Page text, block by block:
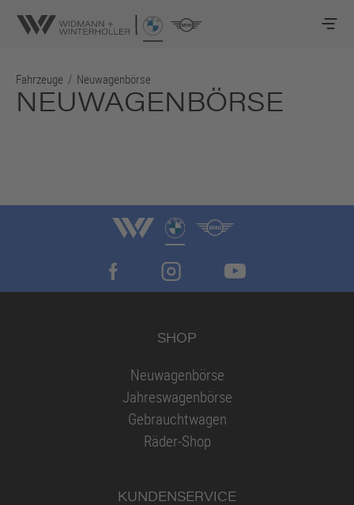
Fahrzeuge / Neuwagenbörse
NEUWAGENBÖRSE
SHOP
Neuwagenbörse
Jahreswagenbörse
Gebrauchtwagen
Räder-Shop
KUNDENSERVICE